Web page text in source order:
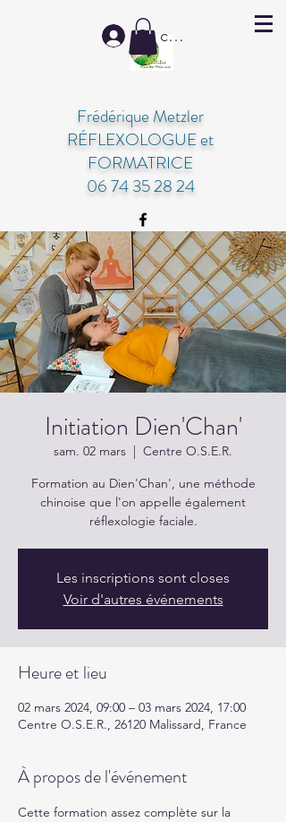
Frédérique Metzler
RÉFLEXOLOGUE et
FORMATRICE
06 74 35 28 24
Se connecter
Initiation Dien'Chan'
sam. 02 mars
  |
Centre O.S.E.R.
Formation au Dien'Chan', une méthode
chinoise que l'on appelle également
réflexologie faciale.
Les inscriptions sont closes
Voir d'autres événements
Heure et lieu
02 mars 2024, 09:00 – 03 mars 2024, 17:00
Centre O.S.E.R., 26120 Malissard, France
À propos de l'événement
Cette formation assez complète sur la